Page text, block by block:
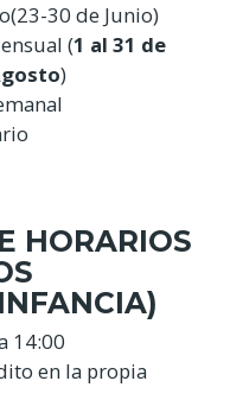
30 de Junio)
(1 al 31 de
)
HORARIOS
14:00
en la propia